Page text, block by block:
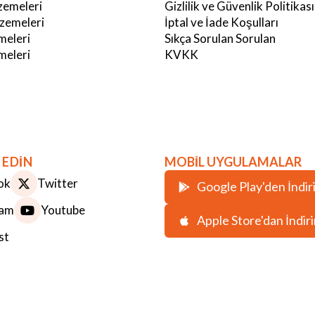
Gizlilik ve Güvenlik Politikası
İptal ve İade Koşulları
Sıkça Sorulan Sorulan
KVKK
Twitter
Youtube
MOBİL UYGULAMALAR
Google Play'den
Apple Store'dan